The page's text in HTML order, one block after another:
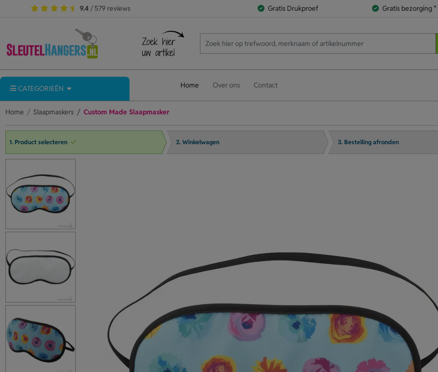
9.4 / 579 reviews Gratis Drukproef Gratis bezorging *
CATEGORIEËN Home Over ons Contact
Home Slaapmaskers Custom Made Slaapmasker
1. Product selecteren 2. Winkelwagen 3. Bestelling afronden